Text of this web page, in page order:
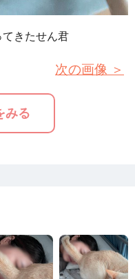
きたせん君
みる
次の画像 ＞